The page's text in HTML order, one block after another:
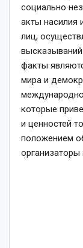
социально
акты насилия
лиц,
факты
мира и
которые
и ценностей
положением
организаторы